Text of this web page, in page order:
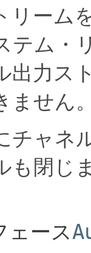
リーム
テム・
出力ス
ません
チャネ
も閉じ
ェース